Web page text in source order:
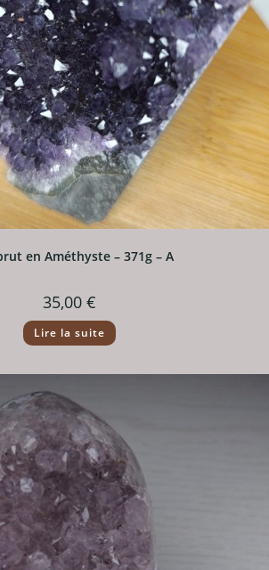
en Améthyste – 371g – A
35,00 €
Lire la suite